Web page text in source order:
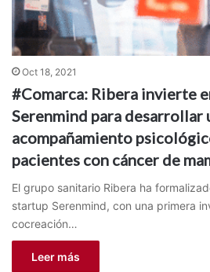
Oct 18, 2021
#Comarca: Ribera invierte
Serenmind para desarrollar
acompañamiento
pacientes con cáncer de
El grupo sanitario Ribera ha
startup Serenmind, con una primera
cocreación…
Leer más